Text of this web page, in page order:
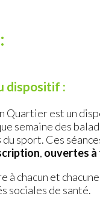
dispositif :
Quartier est un
semaine des
du sport. Ces
, ouvertes
à chacun et
sociales de santé.